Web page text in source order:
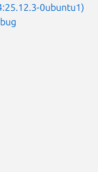
0ubuntu1)